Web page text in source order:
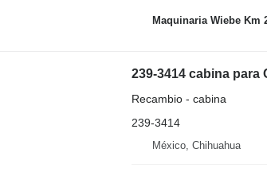
Maquinaria Wiebe Km
239-3414 cabina
Recambio - cabina
239-3414
México, Chihuahua